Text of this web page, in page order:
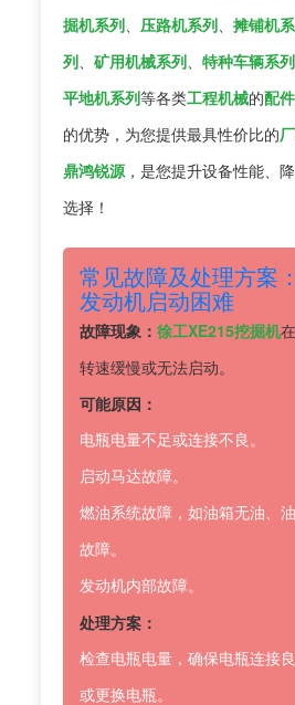
掘机系列、 压路机系列、 摊铺机
列、 矿用机械系列、 特种车辆系列
平地机系列等各类工程机械的配件
的优势，为您提供最具性价比的
鼎鸿锐源，是您提升设备性能、
选择！
常见故障及处理方案：
发动机启动困难
故障现象： 徐工XE215挖掘机
转速缓慢或无法启动。
可能原因：
电瓶电量不足或连接不良。
启动马达故障。
燃油系统故障，如油箱无油、
故障。
发动机内部故障。
处理方案：
检查电瓶电量，确保电瓶连接
或更换电瓶。